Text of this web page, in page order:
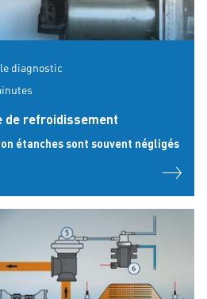
diagnostic
de refroidissement
étanches sont souvent négligés